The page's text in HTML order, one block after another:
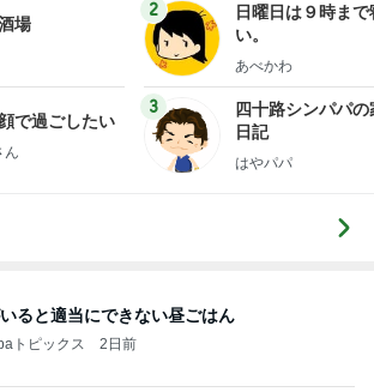
場
で過ごしたい
ん
2
日曜日は９時まで
い。
あべかわ
3
四十路シンパパの
日記
はやパパ
ると適当にできない昼ごはん
トピックス 2日前